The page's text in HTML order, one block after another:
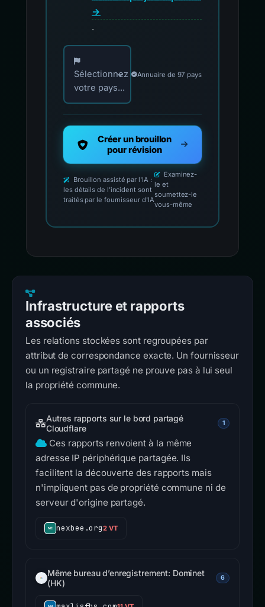
→
.
Choisissez votre pays pour les contacts
Sélectionnez
votre pays...
Annuaire de 97 pays
Créer un brouillon
pour révision
Brouillon assisté par l'IA :
les détails de l'incident sont
traités par le fournisseur d'IA
Examinez-
le et
soumettez-le
vous-même
Infrastructure et rapports
associés
Les relations stockées sont regroupées par
attribut de correspondance exacte. Un fournisseur
ou un registraire partagé ne prouve pas à lui seul
la propriété commune.
Autres rapports sur le bord partagé
Cloudflare
1
Ces rapports renvoient à la même
adresse IP périphérique partagée. Ils
facilitent la découverte des rapports mais
n'impliquent pas de propriété commune ni de
serveur d'origine partagé.
nexbee.org2 VT
Même bureau d’enregistrement: Dominet
(HK)
6